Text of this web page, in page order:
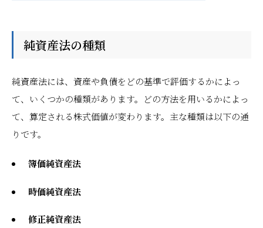
純資産法の種類
純資産法には、資産や負債をどの基準で評価するかによっ
て、いくつかの種類があります。どの方法を用いるかによっ
て、算定される株式価値が変わります。主な種類は以下の通
りです。
簿価純資産法
時価純資産法
修正純資産法